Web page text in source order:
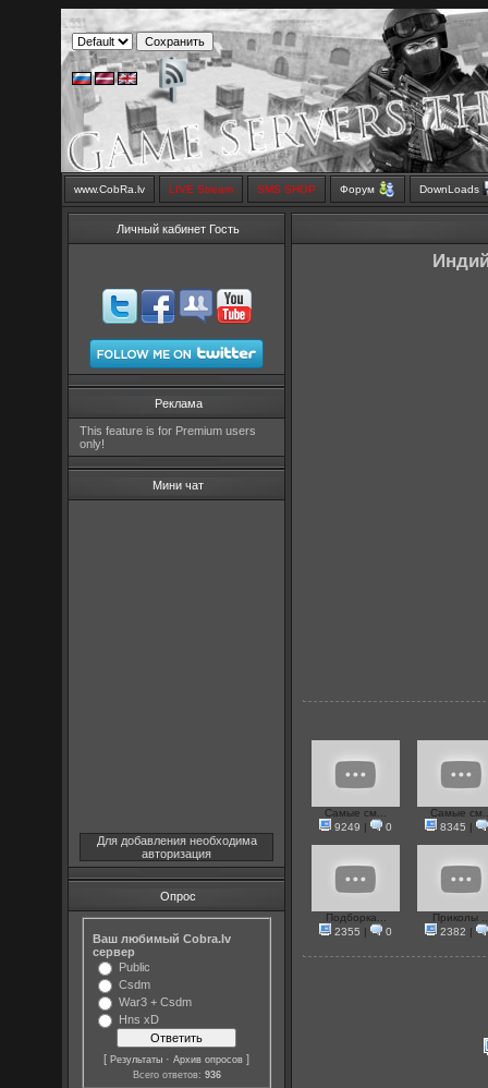
www.CobRa.lv LIVE Stream SMS SHOP Форум DownLoads
Личный кабинет Гость
Реклама
This feature is for Premium users
only!
Мини чат
Для добавления необходима
авторизация
Опрос
Ваш любимый Cobra.lv
сервер
Public
Csdm
War3 + Csdm
Hns xD
[Результаты ·Архив опросов ]
Всего ответов: 936
Самые см...
9249 | 0
Самые
8345 |
Подборка...
2355 | 0
Приколы
2382 |